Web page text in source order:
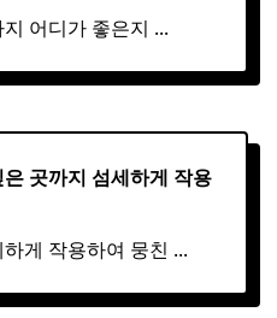
어디가 좋은지 ...
곳까지 섬세하게 작용
게 작용하여 뭉친 ...